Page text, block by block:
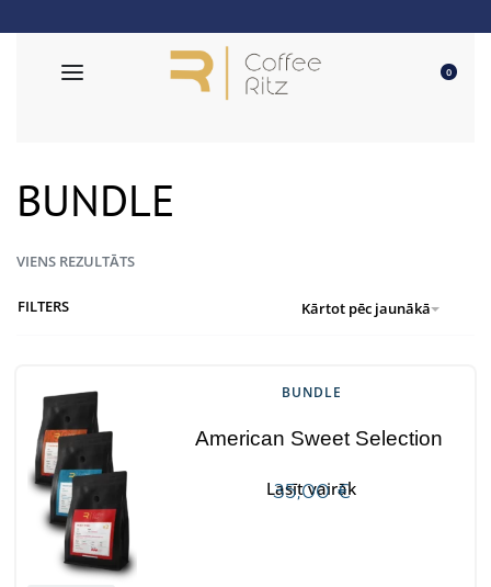
Bezmaksas piegāde pasūtījumiem no 50€
0
BUNDLE
VIENS REZULTĀTS
Kārtot pēc jaunākā
FILTERS
BUNDLE
American Sweet Selection
35,00€
Lasīt vairāk